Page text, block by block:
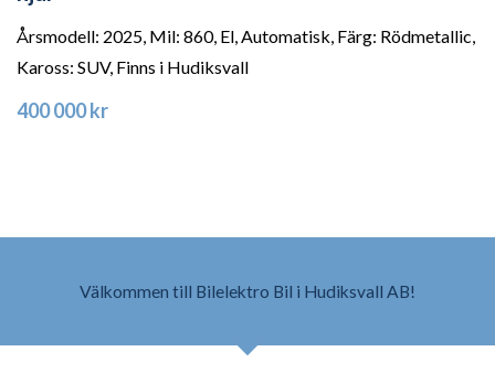
Årsmodell: 2025, Mil: 860, El, Automatisk, Färg: Rödmetallic,
Kaross: SUV, Finns i Hudiksvall
400 000 kr
Välkommen till Bilelektro Bil i Hudiksvall AB!